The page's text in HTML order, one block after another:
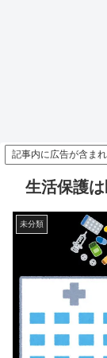
記事内に広告が含まれ
生活保護
未分類